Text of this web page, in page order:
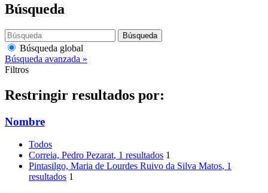
Búsqueda
Búsqueda
Búsqueda global
Búsqueda avanzada »
Filtros
Restringir resultados por:
Nombre
Todos
Correia, Pedro Pezarat, 1 resultados 1
Pintasilgo, Maria de Lourdes Ruivo da Silva Matos, 1
resultados 1